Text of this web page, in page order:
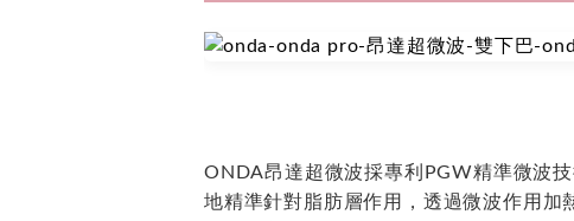
ONDA昂達超微波採專利PGW精準微波
地精準針對脂肪層作用，透過微波作用